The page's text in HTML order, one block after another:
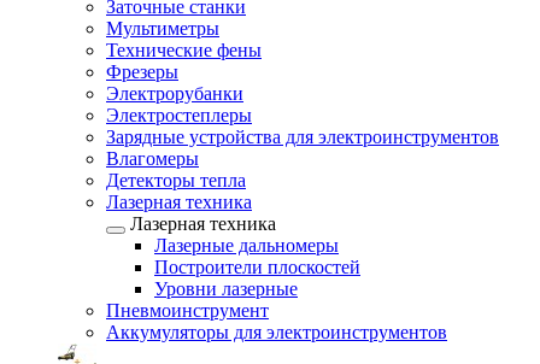
Заточные станки
Мультиметры
Технические фены
Фрезеры
Электрорубанки
Электростеплеры
Зарядные устройства для электроинструментов
Влагомеры
Детекторы тепла
Лазерная техника
Лазерная техника
Лазерные дальномеры
Построители плоскостей
Уровни лазерные
Пневмоинструмент
Аккумуляторы для электроинструментов